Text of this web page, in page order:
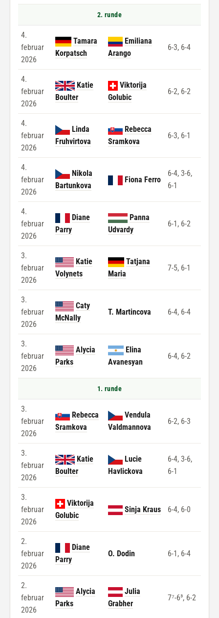
2. runde
4.
februar
2026
Tamara
Korpatsch
Emiliana
Arango
6-3, 6-4
4.
februar
2026
Katie
Boulter
Viktorija
Golubic
6-2, 6-2
4.
februar
2026
Linda
Fruhvirtova
Rebecca
Sramkova
6-3, 6-1
4.
februar
2026
Nikola
Bartunkova
Fiona Ferro
6-4, 3-6,
6-1
4.
februar
2026
Diane
Parry
Panna
Udvardy
6-1, 6-2
3.
februar
2026
Katie
Volynets
Tatjana
Maria
7-5, 6-1
3.
februar
2026
Caty
McNally
T. Martincova 6-4, 6-4
3.
februar
2026
Alycia
Parks
Elina
Avanesyan
6-4, 6-2
1. runde
3.
februar
2026
Rebecca
Sramkova
Vendula
Valdmannova
6-2, 6-3
3.
februar
2026
Katie
Boulter
Lucie
Havlickova
6-4, 3-6,
6-1
3.
februar
2026
Viktorija
Golubic
Sinja Kraus 6-4, 6-0
2.
februar
2026
Diane
Parry
O. Dodin 6-1, 6-4
2.
februar
2026
Alycia
Parks
Julia
Grabher
7⁷-6³, 6-2